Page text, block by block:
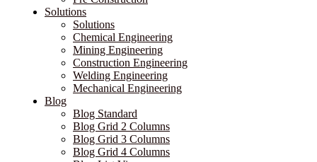
Solutions
Solutions
Chemical Engineering
Mining Engineering
Construction Engineering
Welding Engineering
Mechanical Engineering
Blog
Blog Standard
Blog Grid 2 Columns
Blog Grid 3 Columns
Blog Grid 4 Columns